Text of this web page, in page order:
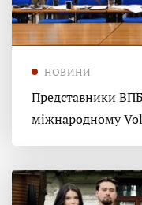
НОВИНИ
Представники
міжнародному